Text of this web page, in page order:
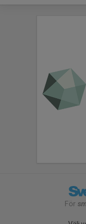
För